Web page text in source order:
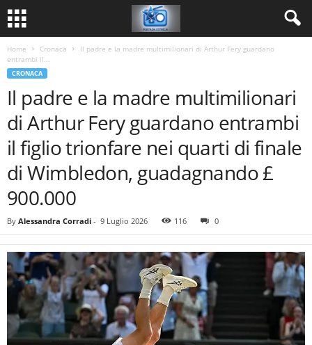
Home Cronaca
Il padre e la madre multimilionari di Arthur Fery guardano
entrambi il...
CRONACA
Il padre e la madre multimilionari
di Arthur Fery guardano entrambi
il figlio trionfare nei quarti di finale
di Wimbledon, guadagnando £
900.000
By Alessandra Corradi - 9 Luglio 2026 116 0